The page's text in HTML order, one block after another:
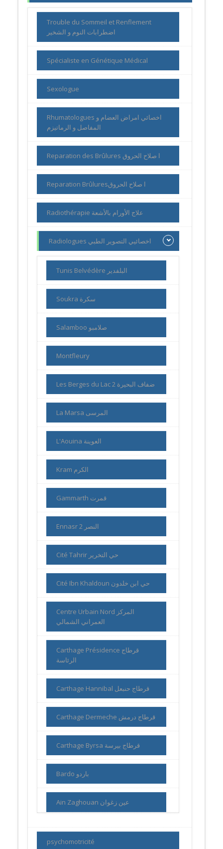
Trouble du Sommeil et Renflement
اضطرابات النوم و الشخير
Spécialiste en Génétique Médical
Sexologue
Rhumatologues اخصائي امراض العضام و
المفاصل و الرماتيزم
Reparation des Brûlures ا صلاح الحروق
Reparation Brûluresا صلاح الحروق
Radiothérapie علاج الأورام بالأشعة
Radiologues اخصائيي التصوير الطبي
Tunis Belvédère البلفدير
Soukra سكرة
Salamboo صلامبو
Montfleury
Les Berges du Lac 2 ضفاف البحيرة
La Marsa المرسى
L'Aouina العوينة
Kram الكرم
Gammarth قمرت
Ennasr 2 النصر
Cité Tahrir حي التخرير
Cité Ibn Khaldoun حي ابن خلدون
Centre Urbain Nord المركز
العمراني الشمالي
Carthage Présidence قرطاج
الرئاسة
Carthage Hannibal قرطاج حنبعل
Carthage Dermeche قرطاج درمش
Carthage Byrsa قرطاج بيرسة
Bardo باردو
Ain Zaghouan عين زغوان
psychomotricité